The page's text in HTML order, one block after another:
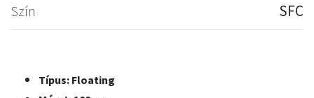
Szín
SFC
Típus: Floating